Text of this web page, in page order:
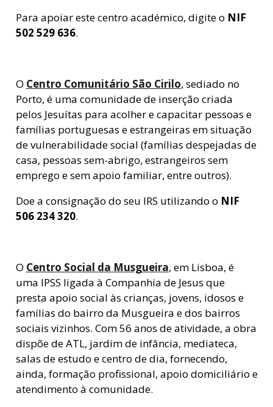
Para apoiar este centro académico, digite o NIF
502 529 636.
O Centro Comunitário São Cirilo, sediado no
Porto, é uma comunidade de inserção criada
pelos Jesuítas para acolher e capacitar pessoas e
famílias portuguesas e estrangeiras em situação
de vulnerabilidade social (famílias despejadas de
casa, pessoas sem-abrigo, estrangeiros sem
emprego e sem apoio familiar, entre outros).
Doe a consignação do seu IRS utilizando o NIF
506 234 320.
O Centro Social da Musgueira, em Lisboa, é
uma IPSS ligada à Companhia de Jesus que
presta apoio social às crianças, jovens, idosos e
famílias do bairro da Musgueira e dos bairros
sociais vizinhos. Com 56 anos de atividade, a obra
dispõe de ATL, jardim de infância, mediateca,
salas de estudo e centro de dia, fornecendo,
ainda, formação profissional, apoio domiciliário e
atendimento à comunidade.